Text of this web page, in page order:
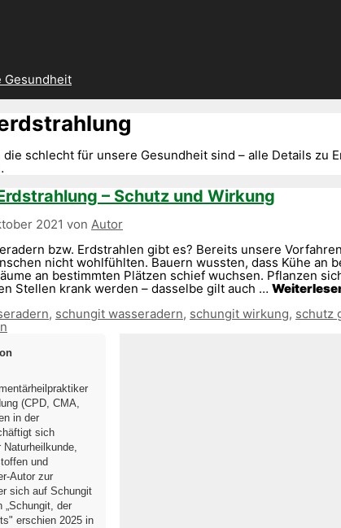
Gesundheit
schlecht für unsere Gesundheit sind – alle Details zu
– Schutz und Wirkung
2021 von Autor
bzw. Erdstrahlen gibt es? Bereits unsere
nicht wohlfühlten. Bauern wussten, dass Kühe an
an bestimmten Plätzen schief wuchsen. Pflanzen
Stellen krank werden – dasselbe gilt auch …
, schungit wasseradern, schungit wirkung, schutz
(CPD, CMA,
in der
sich
und
Autor zur
sich auf Schungit
„Schungit, der
erschien 2025 in